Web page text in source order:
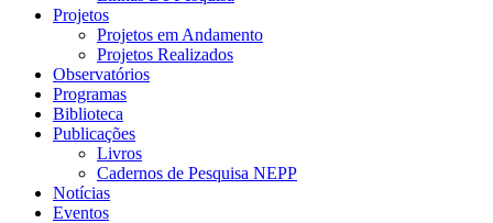
Projetos
Projetos em Andamento
Projetos Realizados
Observatórios
Programas
Biblioteca
Publicações
Livros
Cadernos de Pesquisa NEPP
Notícias
Eventos